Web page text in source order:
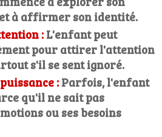
à affirmer son identité.
: L'enfant peut
pour attirer l'attention
s'il se sent ignoré.
: Parfois, l'enfant
qu'il ne sait pas
ou ses besoins